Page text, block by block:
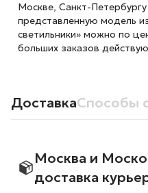
Москве, Санкт-
представленную модель
светильники» можно по
больших заказов
ДоставкаСпособы
Москва и
доставка